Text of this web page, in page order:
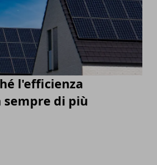
l'efficienza
di più